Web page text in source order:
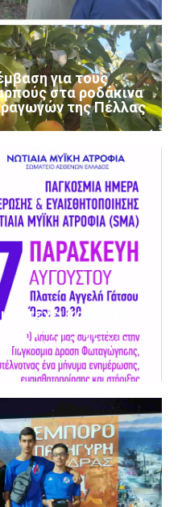
για τους
στα ροδάκινα
της Πέλλας
και φέτος
Ενημέρωσης και
τη Νωτιαία Μυϊκή